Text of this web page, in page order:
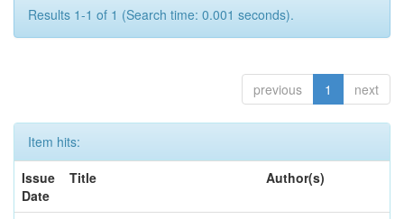
Results 1-1 of 1 (Search time: 0.001 seconds).
previous 1 next
Item hits:
Issue
Date
Title Author(s)